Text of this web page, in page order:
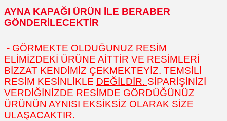
AYNA KAPAĞI ÜRÜN İLE BERABER
GÖNDERİLECEKTİR
- GÖRMEKTE OLDUĞUNUZ RESİM
ELİMİZDEKİ ÜRÜNE AİTTİR VE RESİMLERİ
BİZZAT KENDİMİZ ÇEKMEKTEYİZ. TEMSİLİ
RESİM KESİNLİKLE DEĞİLDİR. SİPARİŞİNİZİ
VERDİĞİNİZDE RESİMDE GÖRDÜĞÜNÜZ
ÜRÜNÜN AYNISI EKSİKSİZ OLARAK SİZE
ULAŞACAKTIR.